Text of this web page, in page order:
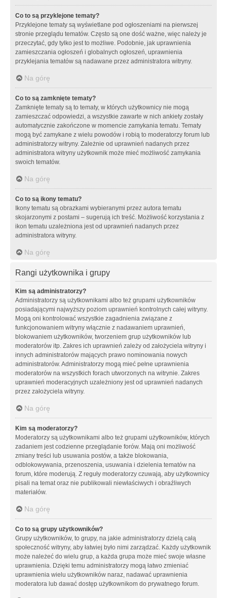
Co to są przyklejone tematy?
Przyklejone tematy są wyświetlane pod ogłoszeniami na pierwszej
stronie przeglądu tematów. Często są one dość ważne, więc należy je
przeczytać, gdy tylko jest to możliwe. Podobnie, jak uprawnienia
zamieszczania ogłoszeń i globalnych ogłoszeń, uprawnienia
przyklejania tematów są nadawane przez administratora witryny.
Na górę
Co to są zamknięte tematy?
Zamknięte tematy są to tematy, w których użytkownicy nie mogą
zamieszczać odpowiedzi, a wszystkie zawarte w nich ankiety zostały
automatycznie zakończone w momencie zamykania tematu. Tematy
mogą być zamykane z wielu powodów i robią to moderatorzy forum lub
administratorzy witryny. Zależnie od uprawnień nadanych przez
administratora witryny użytkownik może mieć możliwość zamykania
swoich tematów.
Na górę
Co to są ikony tematu?
Ikony tematu są obrazkami wybieranymi przez autora tematu
skojarzonymi z postami – sugerują ich treść. Możliwość korzystania z
ikon tematu uzależniona jest od uprawnień nadanych przez
administratora witryny.
Na górę
Rangi użytkownika i grupy
Kim są administratorzy?
Administratorzy są użytkownikami albo też grupami użytkowników
posiadającymi najwyższy poziom uprawnień kontrolnych całej witryny.
Mogą oni kontrolować wszystkie zagadnienia związane z
funkcjonowaniem witryny włącznie z nadawaniem uprawnień,
blokowaniem użytkowników, tworzeniem grup użytkowników lub
moderatorów itp. Zakres ich uprawnień zależy od założyciela witryny i
innych administratorów mających prawo nominowania nowych
administratorów. Administratorzy mogą mieć pełne uprawnienia
moderatorów na wszystkich forach utworzonych na witrynie. Zakres
uprawnień moderacyjnych uzależniony jest od uprawnień nadanych
przez założyciela witryny.
Na górę
Kim są moderatorzy?
Moderatorzy są użytkownikami albo też grupami użytkowników, których
zadaniem jest codzienne przeglądanie forów. Mają oni możliwość
zmiany treści lub usuwania postów, a także blokowania,
odblokowywania, przenoszenia, usuwania i dzielenia tematów na
forum, które moderują. Z reguły moderatorzy czuwają, aby użytkownicy
pisali na temat oraz nie publikowali niewłaściwych i obraźliwych
materiałów.
Na górę
Co to są grupy użytkowników?
Grupy użytkowników, to grupy, na jakie administratorzy dzielą całą
społeczność witryny, aby łatwiej było nimi zarządzać. Każdy użytkownik
może należeć do wielu grup, a każda grupa może mieć swoje własne
uprawnienia. Dzięki temu administratorzy mogą łatwo zmieniać
uprawnienia wielu użytkowników naraz, nadawać uprawnienia
moderatora lub dawać dostęp użytkownikom do prywatnego forum.